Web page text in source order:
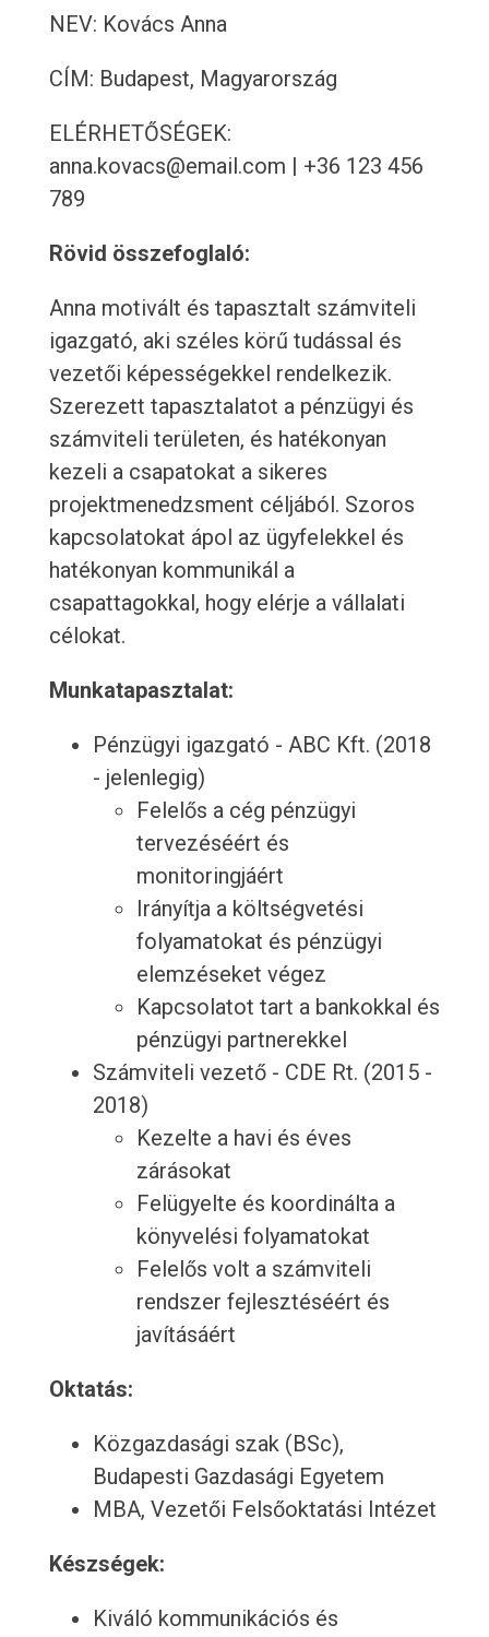
NEV: Kovács Anna
CÍM: Budapest, Magyarország
ELÉRHETŐSÉGEK:
anna.kovacs@email.com | +36 123 456
789
Rövid összefoglaló:
Anna motivált és tapasztalt számviteli
igazgató, aki széles körű tudással és
vezetői képességekkel rendelkezik.
Szerezett tapasztalatot a pénzügyi és
számviteli területen, és hatékonyan
kezeli a csapatokat a sikeres
projektmenedzsment céljából. Szoros
kapcsolatokat ápol az ügyfelekkel és
hatékonyan kommunikál a
csapattagokkal, hogy elérje a vállalati
célokat.
Munkatapasztalat:
Pénzügyi igazgató - ABC Kft. (2018
- jelenlegig)
Felelős a cég pénzügyi
tervezéséért és
monitoringjáért
Irányítja a költségvetési
folyamatokat és pénzügyi
elemzéseket végez
Kapcsolatot tart a bankokkal és
pénzügyi partnerekkel
Számviteli vezető - CDE Rt. (2015 -
2018)
Kezelte a havi és éves
zárásokat
Felügyelte és koordinálta a
könyvelési folyamatokat
Felelős volt a számviteli
rendszer fejlesztéséért és
javításáért
Oktatás:
Közgazdasági szak (BSc),
Budapesti Gazdasági Egyetem
MBA, Vezetői Felsőoktatási Intézet
Készségek:
Kiváló kommunikációs és